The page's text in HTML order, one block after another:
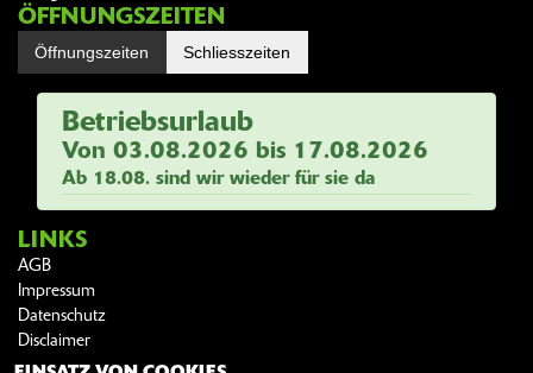
ÖFFNUNGSZEITEN
Öffnungszeiten Schliesszeiten
Betriebsurlaub
Von 03.08.2026 bis 17.08.2026
Ab 18.08. sind wir wieder für sie da
LINKS
AGB
Impressum
Datenschutz
Disclaimer